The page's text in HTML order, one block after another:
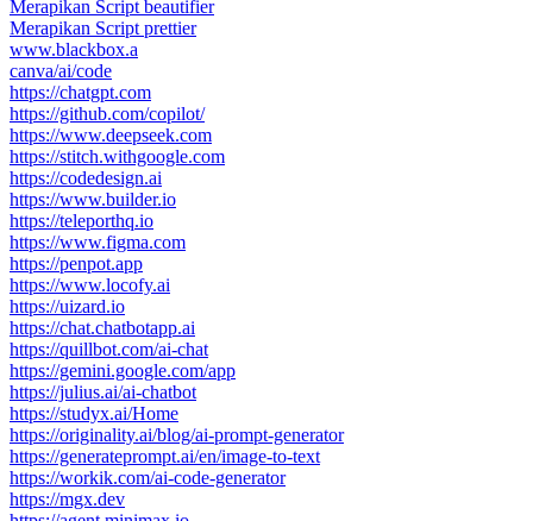
Merapikan Script beautifier
Merapikan Script prettier
www.blackbox.a
canva/ai/code
https://chatgpt.com
https://github.com/copilot/
https://www.deepseek.com
https://stitch.withgoogle.com
https://codedesign.ai
https://www.builder.io
https://teleporthq.io
https://www.figma.com
https://penpot.app
https://www.locofy.ai
https://uizard.io
https://chat.chatbotapp.ai
https://quillbot.com/ai-chat
https://gemini.google.com/app
https://julius.ai/ai-chatbot
https://studyx.ai/Home
https://originality.ai/blog/ai-prompt-generator
https://generateprompt.ai/en/image-to-text
https://workik.com/ai-code-generator
https://mgx.dev